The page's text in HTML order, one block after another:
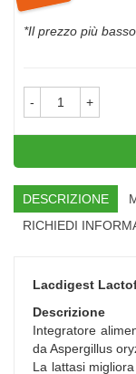
Sconto
del
*Il prezzo più
- +
DESCRIZIONE
RICHIEDI
Lacdigest
Descrizione
Integratore
da Aspergillus
La lattasi